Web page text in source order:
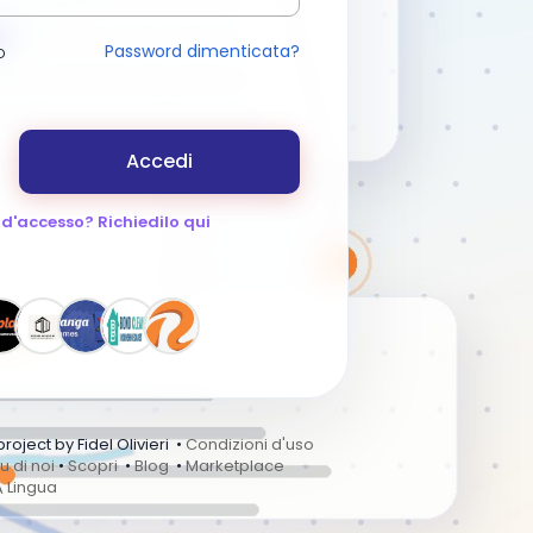
Password dimenticata?
Accedi
Richiedilo qui
by Fidel Olivieri •Condizioni d'uso
di noi•Scopri•Blog•Marketplace
Lingua